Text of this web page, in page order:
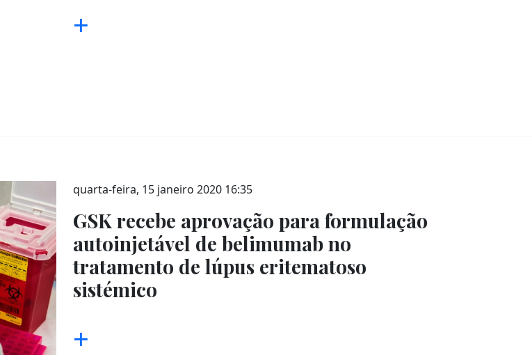
+
quarta-feira, 15 janeiro 2020 16:35
GSK recebe aprovação para formulação
autoinjetável de belimumab no
tratamento de lúpus eritematoso
sistémico
+